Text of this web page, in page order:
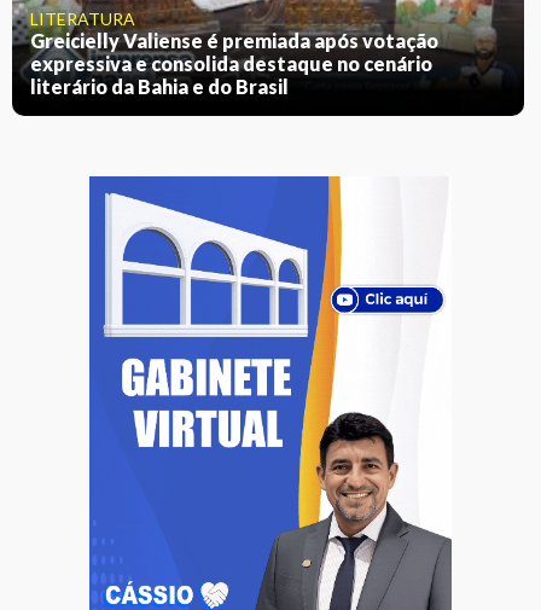
LITERATURA
Greicielly Valiense é premiada após votação
expressiva e consolida destaque no cenário
literário da Bahia e do Brasil